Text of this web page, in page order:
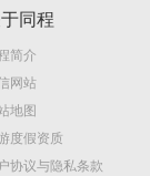
同程
简介
网站
地图
度假资质
协议与隐私条款